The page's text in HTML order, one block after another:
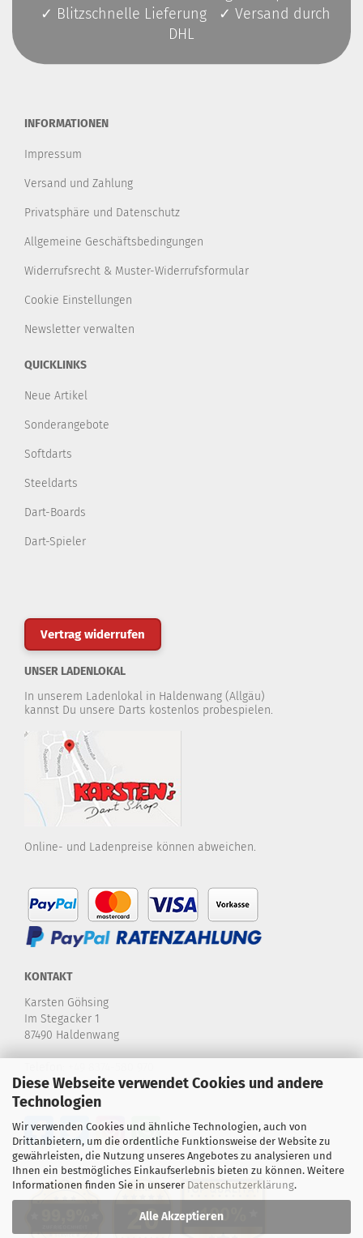
Diese Webseite verwendet Cookies und andere
Technologien
Wir verwenden Cookies und ähnliche Technologien, auch von
Drittanbietern, um die ordentliche Funktionsweise der Website zu
gewährleisten, die Nutzung unseres Angebotes zu analysieren und
Ihnen ein bestmögliches Einkaufserlebnis bieten zu können. Weitere
Informationen finden Sie in unserer Datenschutzerklärung.
Alle Akzeptieren
✓ Blitzschnelle Lieferung ✓ Versand durch
DHL
INFORMATIONEN
Impressum
Versand und Zahlung
Privatsphäre und Datenschutz
Allgemeine Geschäftsbedingungen
Widerrufsrecht & Muster-Widerrufsformular
Cookie Einstellungen
Newsletter verwalten
QUICKLINKS
Neue Artikel
Sonderangebote
Softdarts
Steeldarts
Dart-Boards
Dart-Spieler
Vertrag widerrufen
UNSER LADENLOKAL
In unserem Ladenlokal in Haldenwang (Allgäu)
kannst Du unsere Darts kostenlos probespielen.
Online- und Ladenpreise können abweichen.
KONTAKT
Karsten Göhsing
Im Stegacker 1
87490 Haldenwang
E-Mail:info@karstensdartshop.de